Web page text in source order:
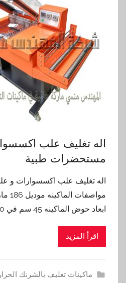
اله تغليف علب
مستحضرات طبية
اله تغليف علب اكسسوارات و
ابعاد حوض الماكينه 45 سم في 30 سم في
اقرأ المزيد
ماكينات تغليف بالشرنك